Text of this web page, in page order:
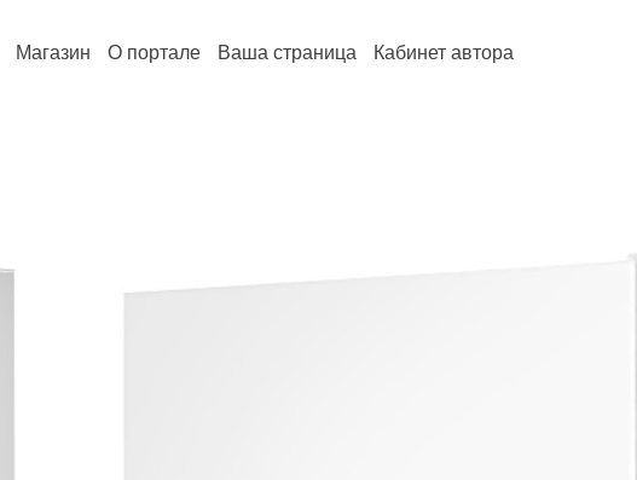
Магазин О портале Ваша страница Кабинет автора